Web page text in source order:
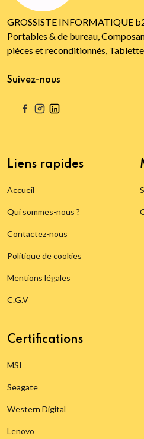
GROSSISTE INFORMATIQUE
Portables & de bureau,
pièces et reconditionnés,
Suivez-nous
Liens rapides
Accueil
Qui sommes-nous ?
Contactez-nous
Politique de cookies
Mentions légales
C.G.V
Certifications
MSI
Seagate
Western Digital
Lenovo